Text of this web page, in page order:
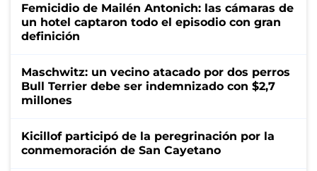
Femicidio de Mailén Antonich: las cámaras de
un hotel captaron todo el episodio con gran
definición
Maschwitz: un vecino atacado por dos perros
Bull Terrier debe ser indemnizado con $2,7
millones
Kicillof participó de la peregrinación por la
conmemoración de San Cayetano